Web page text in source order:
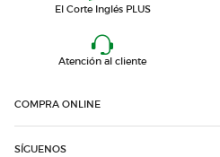
El Corte Inglés PLUS
Atención al cliente
COMPRA ONLINE
SÍGUENOS